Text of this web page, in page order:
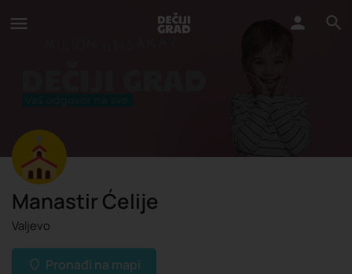
Manastir Ćelije
Valjevo
Pronađi na mapi